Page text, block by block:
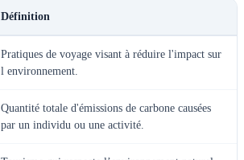
Définition
Pratiques de voyage visant à réduire l'impact sur
l environnement.
Quantité totale d'émissions de carbone causées
par un individu ou une activité.